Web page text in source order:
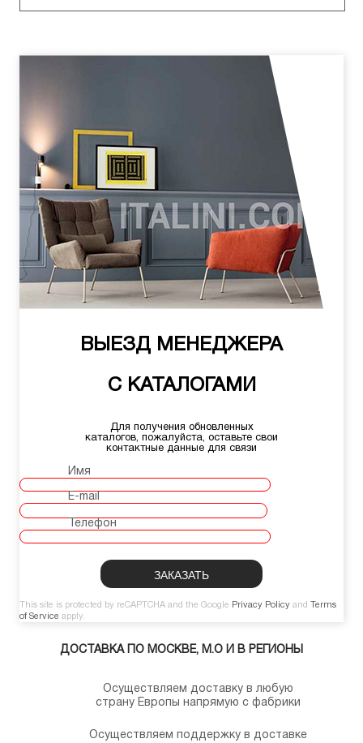
ВЫЕЗД МЕНЕДЖЕРА
С КАТАЛОГАМИ
Для получения обновленных
каталогов, пожалуйста, оставьте свои
контактные данные для связи
Имя
E-mail
Телефон
This site is protected by reCAPTCHA and the Google Privacy Policy and
Terms
of Service apply.
ДОСТАВКА ПО МОСКВЕ, М.О И В РЕГИОНЫ
Осуществляем доставку в любую
страну Европы напрямую с фабрики
Осуществляем поддержку в доставке